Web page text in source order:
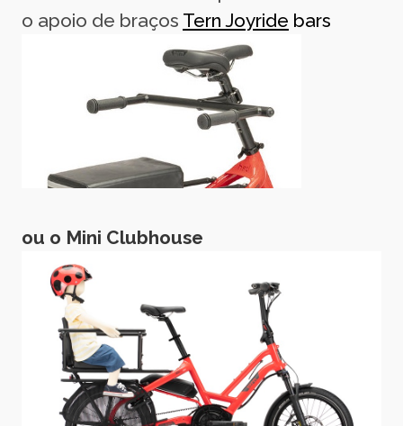
o apoio de braços Tern Joyride bars
ou o Mini Clubhouse